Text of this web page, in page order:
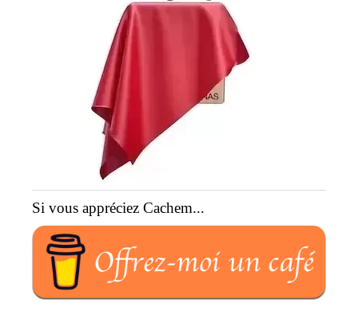
Si vous appréciez Cachem...